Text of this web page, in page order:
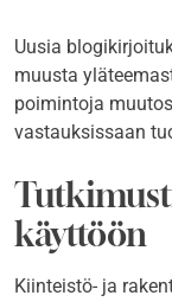
Uusia
muusta
poimintoja
vastauksissaan
käyttöön
Kiinteistö- ja